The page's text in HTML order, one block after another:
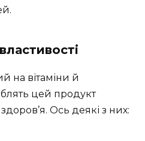
на вітаміни й
цей продукт
Ось деякі з них: